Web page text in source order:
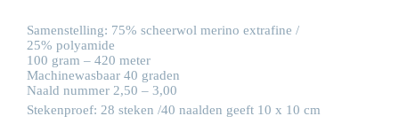
Samenstelling: 75% scheerwol merino extrafine /
25% polyamide
100 gram – 420 meter
Machinewasbaar 40 graden
Naald nummer 2,50 – 3,00
Stekenproef: 28 steken /40 naalden geeft 10 x 10 cm